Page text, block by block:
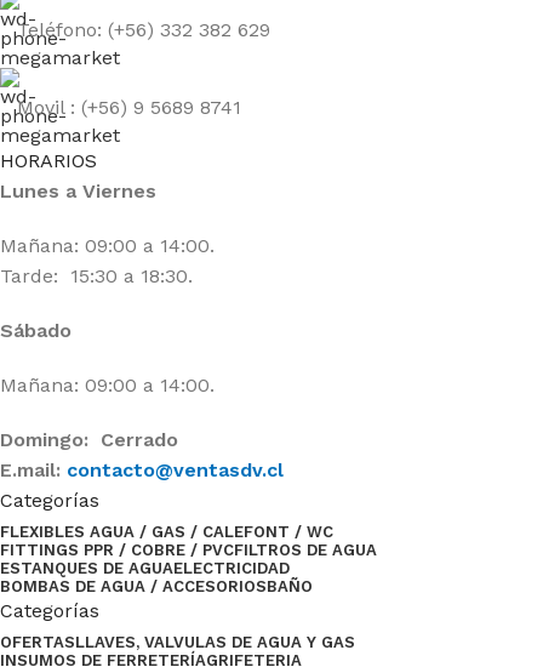
Teléfono: (+56) 332 382 629
Movil : (+56) 9 5689 8741
HORARIOS
Lunes a Viernes
Mañana: 09:00 a 14:00.
Tarde: 15:30 a 18:30.
Sábado
Mañana: 09:00 a 14:00.
Domingo: Cerrado
E.mail: contacto@ventasdv.cl
Categorías
FLEXIBLES AGUA / GAS / CALEFONT / WC
FITTINGS PPR / COBRE / PVCFILTROS DE AGUA
ESTANQUES DE AGUAELECTRICIDAD
BOMBAS DE AGUA / ACCESORIOSBAÑO
Categorías
OFERTASLLAVES, VALVULAS DE AGUA Y GAS
INSUMOS DE FERRETERÍAGRIFETERIA